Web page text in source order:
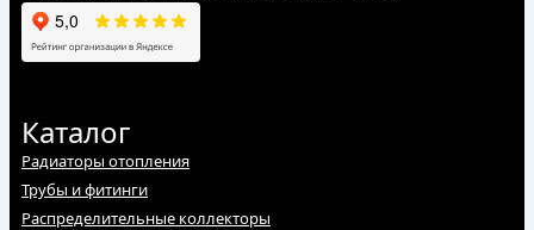
Каталог
Радиаторы отопления
Трубы и фитинги
Распределительные коллекторы